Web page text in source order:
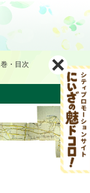
・目次